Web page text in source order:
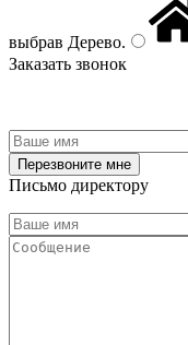
выбрав Дерево.
Заказать звонок
Письмо директору